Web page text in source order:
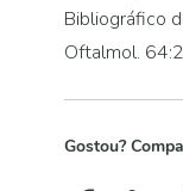
Bibliográfico
Oftalmol.
Gostou?